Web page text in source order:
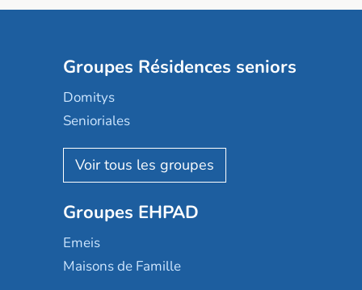
Groupes Résidences seniors
Domitys
Senioriales
Nohée
Les Résidentiels
Mobicap
Domusvi
Happy Senior
Groupes EHPAD
Emeis
Maisons de Famille